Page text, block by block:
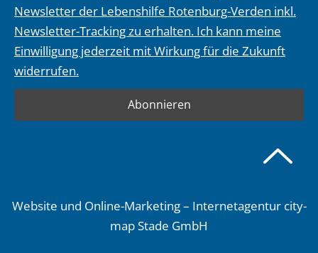
Newsletter der Lebenshilfe Rotenburg-Verden inkl.
Newsletter-Tracking zu erhalten. Ich kann meine
Einwilligung jederzeit mit Wirkung für die Zukunft
widerrufen.
Website und Online-Marketing – Internetagentur city-
map Stade GmbH